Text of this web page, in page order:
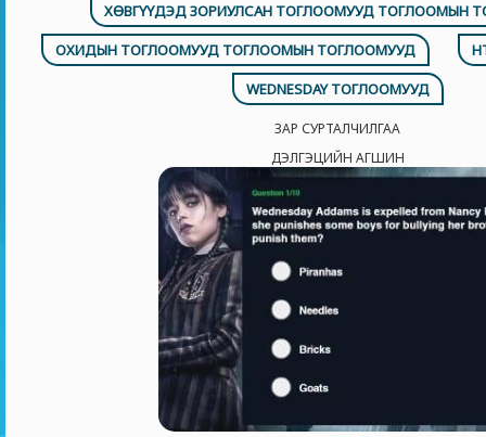
ХӨВГҮҮДЭД ЗОРИУЛСАН ТОГЛООМУУД ТОГЛООМЫН
ОХИДЫН ТОГЛООМУУД ТОГЛООМЫН ТОГЛООМУУД
WEDNESDAY ТОГЛООМУУД
ЗАР СУРТАЛЧИЛГАА
ДЭЛГЭЦИЙН АГШИН